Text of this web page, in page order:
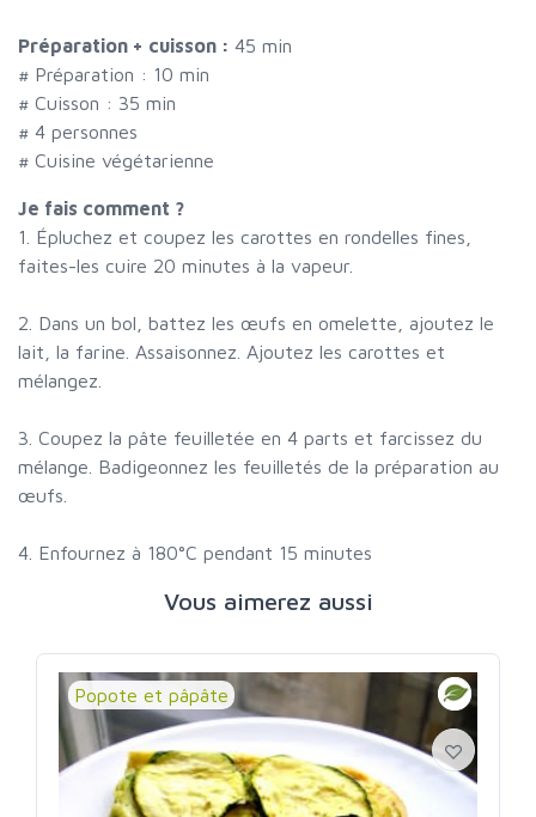
Préparation + cuisson : 45 min
# Préparation : 10 min
# Cuisson : 35 min
# 4 personnes
# Cuisine végétarienne
Je fais comment ?
1. Épluchez et coupez les carottes en rondelles fines,
faites-les cuire 20 minutes à la vapeur.
2. Dans un bol, battez les œufs en omelette, ajoutez le
lait, la farine. Assaisonnez. Ajoutez les carottes et
mélangez.
3. Coupez la pâte feuilletée en 4 parts et farcissez du
mélange. Badigeonnez les feuilletés de la préparation au
œufs.
4. Enfournez à 180°C pendant 15 minutes
Vous aimerez aussi
Popote et pâpâte